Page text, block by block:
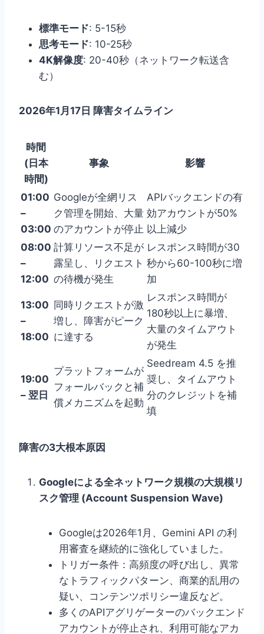
標準モード: 5-15秒
思考モード: 10-25秒
4K解像度: 20-40秒（ネットワーク転送含
む）
2026年1月17日 障害タイムライン
時間
(日本
時間)
事象 影響
01:00
–
03:00
Googleが全網リス
ク管理を開始、大量
のアカウントが停止
APIバックエンドの有
効アカウントが50%
以上減少
08:00
–
12:00
計算リソース不足が
露呈し、リクエスト
の待機が発生
レスポンス時間が30
秒から60-100秒に増
加
13:00
–
18:00
同時リクエストが激
増し、障害がピーク
に達する
レスポンス時間が
180秒以上に暴増、
大量のタイムアウト
が発生
19:00
– 翌日
プラットフォームが
フォールバックと補
償メカニズムを起動
Seedream 4.5 を推
奨し、タイムアウト
分のクレジットを補
填
障害の3大根本原因
Googleによる全ネットワーク規模の大規模リ
スク管理 (Account Suspension Wave)
Googleは2026年1月、Gemini API の利
用審査を継続的に強化していました。
トリガー条件：高頻度の呼び出し、異常
なトラフィックパターン、商業的乱用の
疑い、コンテンツポリシー違反など。
多くのAPIアグリゲーターのバックエンド
アカウントが停止され、利用可能なアカ